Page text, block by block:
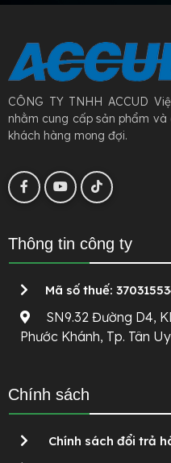
CÔNG TY TNHH ACCUD
nhằm cung cấp sản phẩm
khách hàng mong đợi.
Thông tin công ty
Mã số thuế:
SN9.32 Đường D4,
Phước Khánh, Tp. Tân
Chính sách
Chính sách đổi trả